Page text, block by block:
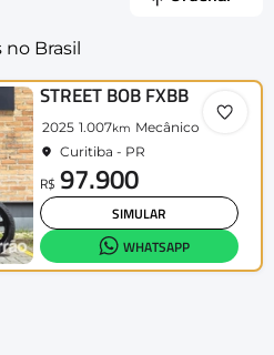
Brasil
STREET BOB FXBB
2025 1.007km Mecânico
Curitiba - PR
R$ 97.900
SIMULAR
WHATSAPP